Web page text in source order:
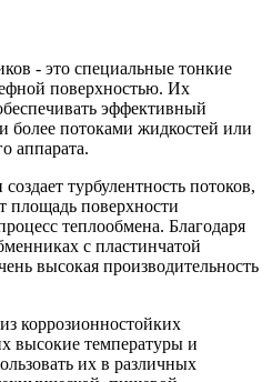
- это специальные тонкие
поверхностью. Их
эффективный
более потоками жидкостей или
аппарата.
турбулентность потоков,
площадь поверхности
теплообмена. Благодаря
с пластинчатой
высокая производительность
коррозионностойких
высокие температуры и
их в различных